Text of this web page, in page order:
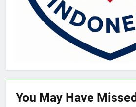
You May Have Missed